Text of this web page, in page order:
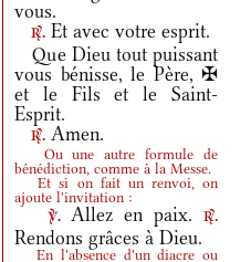
vous.
r. Et avec votre esprit.
Que Dieu tout puissant
vous bénisse, le Père, ✠
et le Fils et le Saint-
Esprit.
r. Amen.
Ou une autre formule de
bénédiction, comme à la Messe.
Et si on fait un renvoi, on
ajoute l'invitation :
v.Allez en paix.r.
Rendons grâces à Dieu.
En l'absence d'un diacre ou